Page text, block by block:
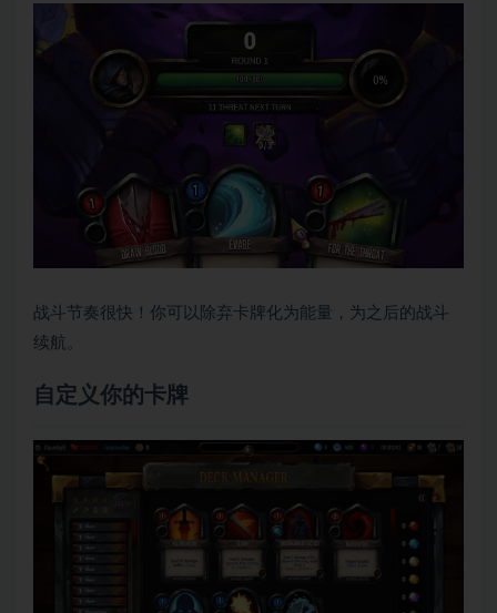
战斗节奏很快！你可以除弃卡牌化为能量，为之后的战斗
续航。
自定义你的卡牌